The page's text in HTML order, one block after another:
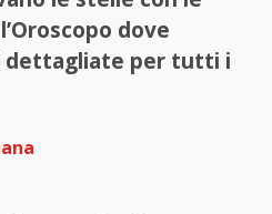
dove
dettagliate per tutti i